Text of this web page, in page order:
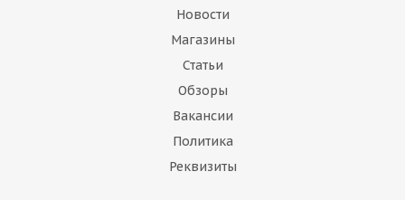
Новости
Магазины
Статьи
Обзоры
Вакансии
Политика
Реквизиты